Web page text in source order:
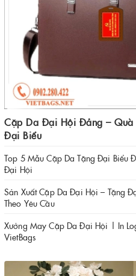
Cặp Da Đại Hội Đảng – Quà
Đại Biểu
Top 5 Mẫu Cặp Da Tặng Đại Biểu
Đại Hội
Sản Xuất Cặp Da Đại Hội – Tặng
Theo Yêu Cầu
Xưởng May Cặp Da Đại Hội | In
VietBags